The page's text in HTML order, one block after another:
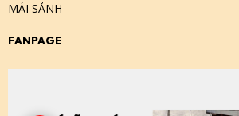
MÁI SẢNH
FANPAGE